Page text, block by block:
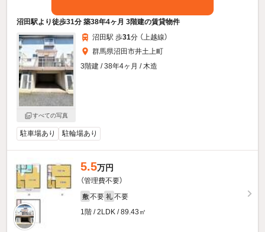
沼田駅より徒歩31分 築38年4ヶ月 3階建の賃貸物件
すべての写真
沼田駅 歩31分 （上越線）
群馬県沼田市井土上町
3階建 / 38年4ヶ月 / 木造
駐車場あり 駐輪場あり
5.5万円
（管理費不要）
敷 不要 礼 不要
1階 / 2LDK / 89.43㎡